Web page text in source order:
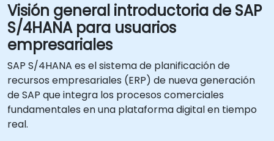
Visión general introductoria de SAP
S/4HANA para usuarios
empresariales
SAP S/4HANA es el sistema de planificación de
recursos empresariales (ERP) de nueva generación
de SAP que integra los procesos comerciales
fundamentales en una plataforma digital en tiempo
real.